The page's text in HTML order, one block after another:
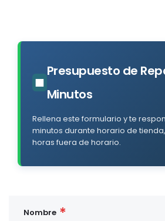
■ Presupuesto de
Minutos
Rellena este formulario y te
minutos durante horario de
horas fuera de horario.
Nombre